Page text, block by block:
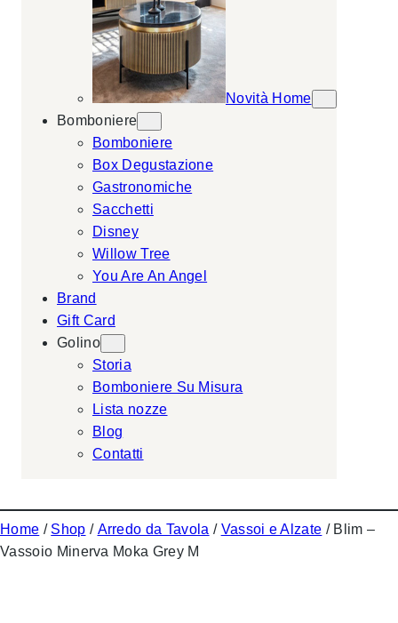
Novità Home
Bomboniere
Bomboniere
Box Degustazione
Gastronomiche
Sacchetti
Disney
Willow Tree
You Are An Angel
Brand
Gift Card
Golino
Storia
Bomboniere Su Misura
Lista nozze
Blog
Contatti
Home / Shop / Arredo da Tavola / Vassoi e Alzate / Blim –
Vassoio Minerva Moka Grey M